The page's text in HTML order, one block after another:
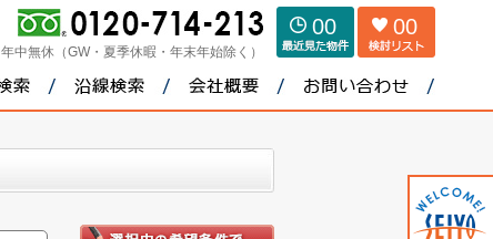
年中無休（GW・夏季休暇・年末年始除く）
00 00